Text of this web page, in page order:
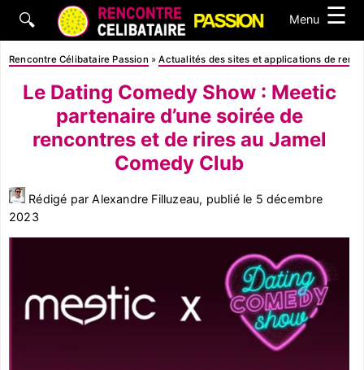
🔍 Menu ☰
Rencontre Célibataire Passion »Actualités des sites et applications de
Le Dating Comedy Show : Meetic
partenaire d’une soirée de
rencontres et de rires au Jamel
Comedy Club
Rédigé par Alexandre Filluzeau, publié le 5 décembre
2023